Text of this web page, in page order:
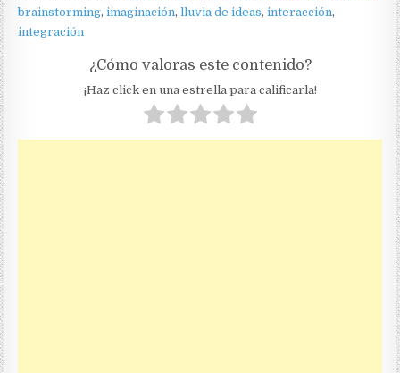
brainstorming,imaginación,lluvia de ideas,interacción,
integración
¿Cómo valoras este contenido?
¡Haz click en una estrella para calificarla!